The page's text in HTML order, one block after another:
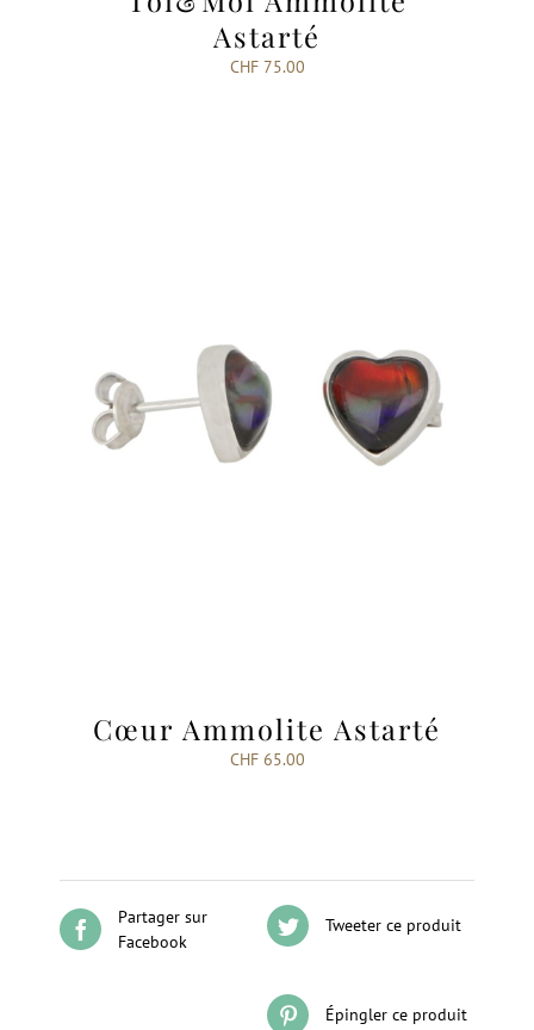
Astarté
CHF75.00
Cœur Ammolite Astarté
CHF65.00
Partager sur
Facebook
Tweeter ce produit
Épingler ce produit